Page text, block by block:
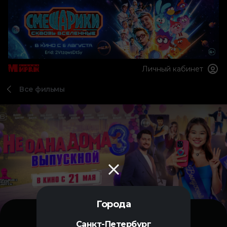
Города
Санкт-Петербург
Личный кабинет
Все фильмы